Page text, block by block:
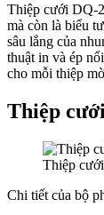
Thiệp cưới DQ-
mà còn là biểu
sâu lắng của
thuật in và ép
cho mỗi thiệp
Thiệp
Thiệp
Chi tiết của bộ